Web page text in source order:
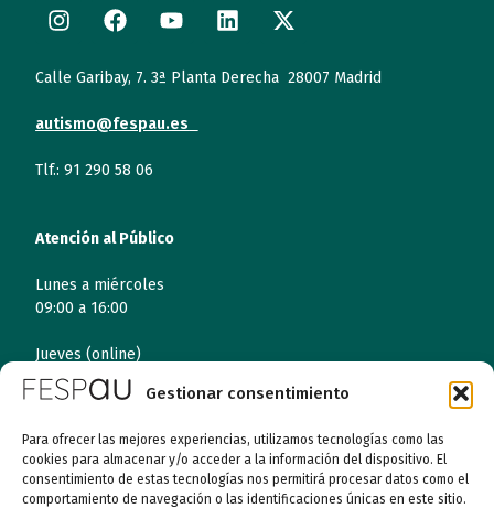
Gestionar consentimiento
Para ofrecer las mejores experiencias, utilizamos tecnologías como las
cookies para almacenar y/o acceder a la información del dispositivo. El
consentimiento de estas tecnologías nos permitirá procesar datos como el
comportamiento de navegación o las identificaciones únicas en este sitio.
Calle Garibay, 7. 3ª Planta Derecha 28007 Madrid
autismo@fespau.es
Tlf.: 91 290 58 06
Atención al Público
Lunes a miércoles
09:00 a 16:00
Jueves (online)
09:00 a 16:00
09:00 a 14:00